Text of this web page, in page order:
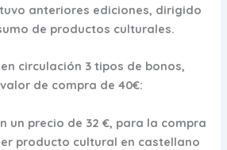
anteriores ediciones, dirigido
de productos culturales.
circulación 3 tipos de bonos,
de compra de 40€:
un precio de 32 €, para la compra
producto cultural en castellano